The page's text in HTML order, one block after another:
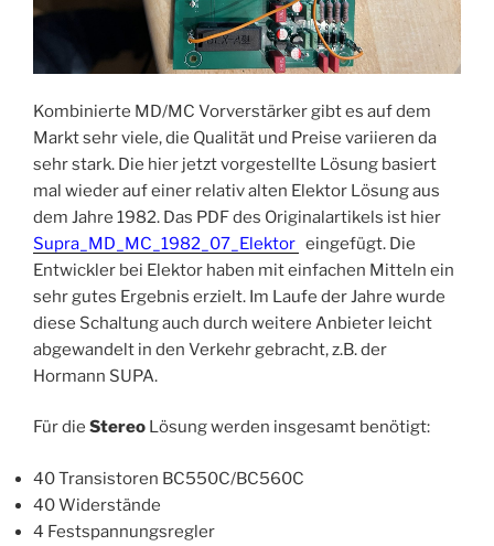
Kombinierte MD/MC Vorverstärker gibt es auf dem
Markt sehr viele, die Qualität und Preise variieren da
sehr stark. Die hier jetzt vorgestellte Lösung basiert
mal wieder auf einer relativ alten Elektor Lösung aus
dem Jahre 1982. Das PDF des Originalartikels ist hier
Supra_MD_MC_1982_07_Elektor eingefügt. Die
Entwickler bei Elektor haben mit einfachen Mitteln ein
sehr gutes Ergebnis erzielt. Im Laufe der Jahre wurde
diese Schaltung auch durch weitere Anbieter leicht
abgewandelt in den Verkehr gebracht, z.B. der
Hormann SUPA.
Für die Stereo Lösung werden insgesamt benötigt:
40 Transistoren BC550C/BC560C
40 Widerstände
4 Festspannungsregler